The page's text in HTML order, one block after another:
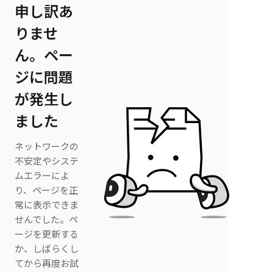
申し訳あ
りませ
ん。ペー
ジに問題
が発生し
ました
ネットワークの
不安定やシステ
ムエラーによ
り、ページを正
常に表示できま
せんでした。ペ
ージを更新する
か、しばらくし
てから再度お試